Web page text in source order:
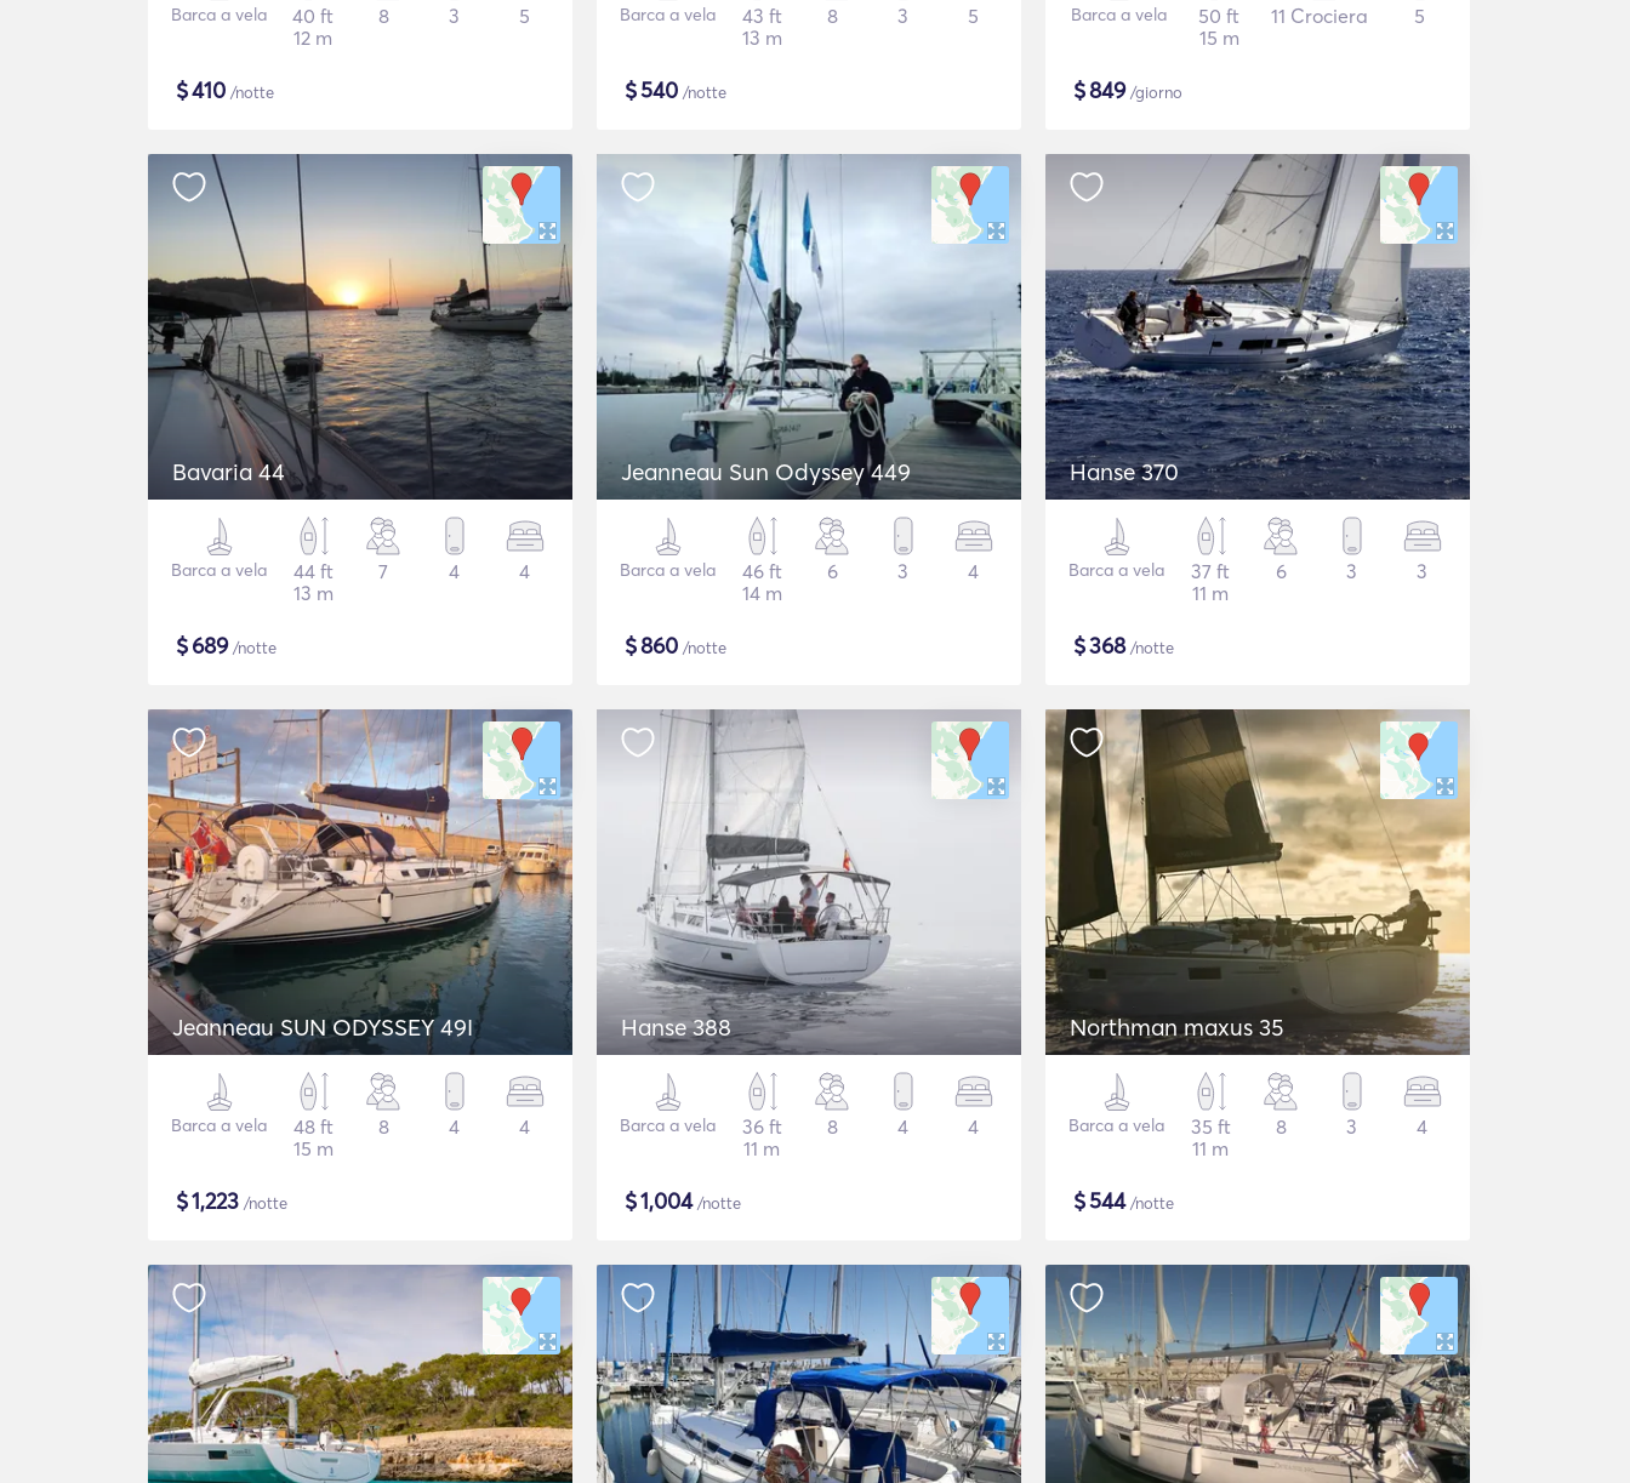
Barca a vela
40 ft
12 m
8 3 5
$410 /notte
Barca a vela
43 ft
13 m
8 3 5
$540 /notte
Barca a vela
50 ft
15 m
11 Crociera 5
$849/giorno
Bavaria 44
Barca a vela
44 ft
13 m
7 4 4
$689/notte
Jeanneau Sun Odyssey 449
Barca a vela
46 ft
14 m
6 3 4
$860 /notte
Hanse 370
Barca a vela
37 ft
11 m
6 3 3
$368/notte
Jeanneau SUN ODYSSEY 49I
Barca a vela
48 ft
15 m
8 4 4
$1,223 /notte
Hanse 388
Barca a vela
36 ft
11 m
8 4 4
$1,004/notte
Northman maxus 35
Barca a vela
35 ft
11 m
8 3 4
$544/notte